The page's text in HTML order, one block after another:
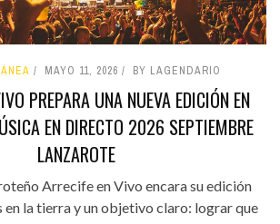
MAYO 11, 2026 BY LAGENDARIO
PREPARA UNA NUEVA EDICIÓN EN
EN DIRECTO 2026 SEPTIEMBRE
LANZAROTE
Arrecife en Vivo encara su edición
en la tierra y un objetivo claro: lograr que